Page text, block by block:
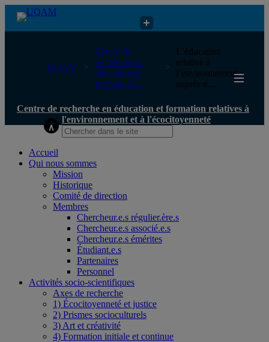
Centre de recherche en éducation et formation relatives à
l'environnement et à l'écocitoyenneté
UQAM
Centre de
recherche en
éducation et
formation r...
L’éducation
relative à
l’environnement
auprès d...
Centre de recherche en éducation et formation relatives à
l'environnement et à l'écocitoyenneté
Accueil
Qui nous sommes
Mission
Historique
Comité de direction
Membres
Chercheur.e.s régulier.ère.s
Chercheur.e.s associé.e.s
Chercheur.e.s émérites
Étudiant.e.s
Partenaires
Personnel
Activités socio-scientifiques
Axes de recherche
1) Écocitoyenneté et justice
2) Prismes socioculturels
3) Art et créativité
4) Formation initiale et continue